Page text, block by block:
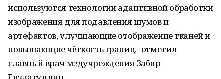
используются технологии адаптивной обработки
изображения для подавления шумов и
артефактов, улучшающие отображение тканей и
повышающие чёткость границ, -отметил
главный врач медучреждения Забир